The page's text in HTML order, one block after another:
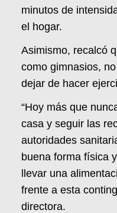
minutos de
el hogar.
Asimismo, recalcó
como gimnasios,
dejar de hacer
“Hoy más que
casa y seguir las
autoridades
buena forma física
llevar una
frente a esta
directora.